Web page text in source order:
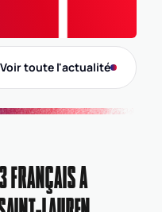
Voir toute l'actualité
FRANÇAIS A